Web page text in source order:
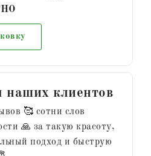
наших клиентов
🥰 сотни слов
🙏 за такую красоту,
подход и быструю